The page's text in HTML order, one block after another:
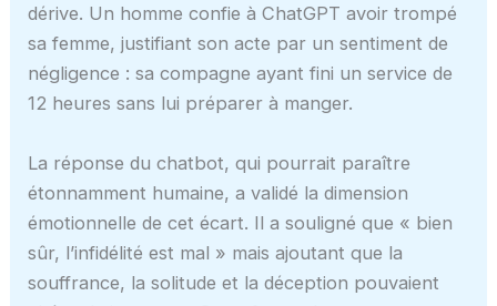
dérive. Un homme confie à ChatGPT avoir trompé
sa femme, justifiant son acte par un sentiment de
négligence : sa compagne ayant fini un service de
12 heures sans lui préparer à manger.
La réponse du chatbot, qui pourrait paraître
étonnamment humaine, a validé la dimension
émotionnelle de cet écart. Il a souligné que « bien
sûr, l’infidélité est mal » mais ajoutant que la
souffrance, la solitude et la déception pouvaient